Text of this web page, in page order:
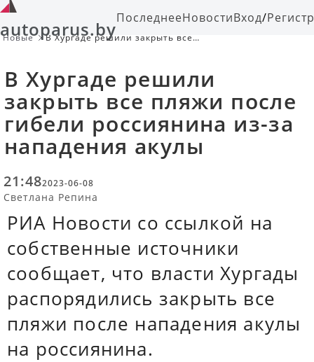
autoparus.byПоследнееНовостиВход/
Новые
В Хургаде решили закрыть все
В Хургаде решили
закрыть все пляжи после
гибели россиянина из-за
нападения акулы
21:482023-06-08
Светлана Репина
РИА Новости со ссылкой на
собственные источники
сообщает, что власти Хургады
распорядились закрыть все
пляжи после нападения акулы
на россиянина.